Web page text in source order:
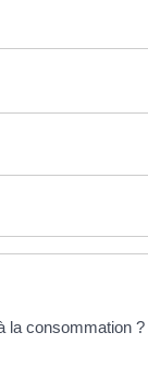
la consommation ?